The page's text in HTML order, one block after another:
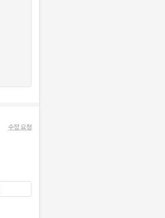
수정 요청